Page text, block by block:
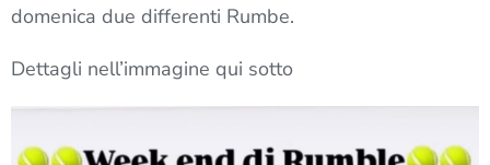
domenica due differenti Rumbe.
Dettagli nell’immagine qui sotto